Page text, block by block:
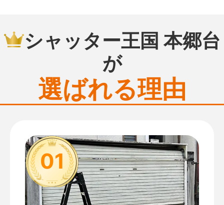
シャッター王国 本郷台
が
選ばれる理由
01